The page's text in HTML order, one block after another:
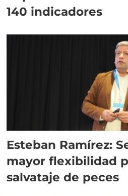
140 indicadores
Esteban Ramírez:
mayor flexibilidad
salvataje de peces